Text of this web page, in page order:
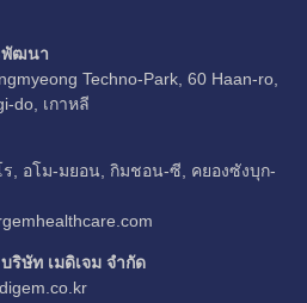
พัฒนา
Techno-Park, 60 Haan-ro,
do, เกาหลี
, อโม-มยอน, กิมชอน-ซี, คยองซังบุก-
ริษัท เมดิเจม จำกัด